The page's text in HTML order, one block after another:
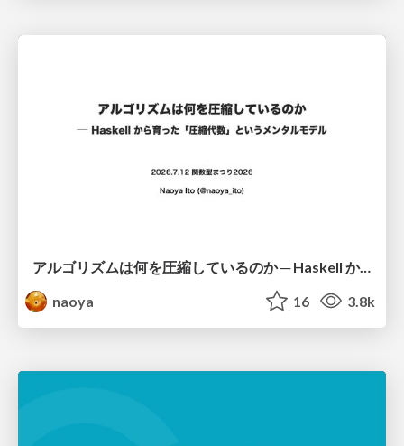
アルゴリズムは何を圧縮しているのか ─ Haskell から育った「圧縮代数」というメンタルモデル
naoya
16 3.8k